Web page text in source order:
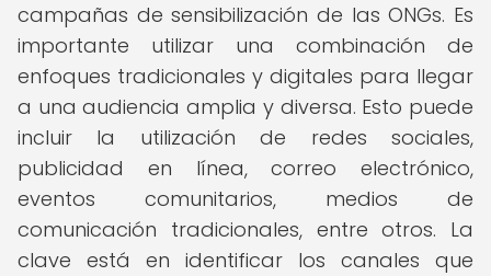
campañas de sensibilización de las ONGs. Es
importante utilizar una combinación de
enfoques tradicionales y digitales para llegar
a una audiencia amplia y diversa. Esto puede
incluir la utilización de redes sociales,
publicidad en línea, correo electrónico,
eventos comunitarios, medios de
comunicación tradicionales, entre otros. La
clave está en identificar los canales que